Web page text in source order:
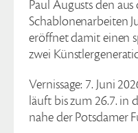
Paul Augusts den
Schablonenarbeiten
eröffnet damit einen
zwei
Vernissage: 7. Juni
läuft bis zum 26.7. in
nahe der Potsdamer